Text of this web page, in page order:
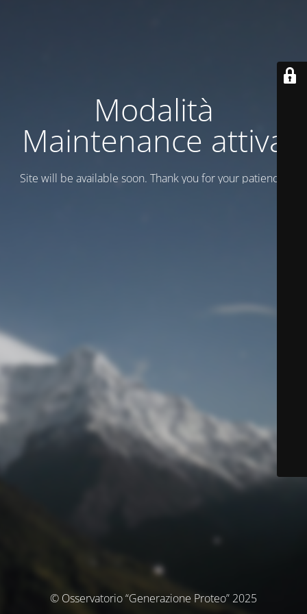
Modalità
Maintenance attiva
Site will be available soon. Thank you for your patience!
© Osservatorio “Generazione Proteo” 2025